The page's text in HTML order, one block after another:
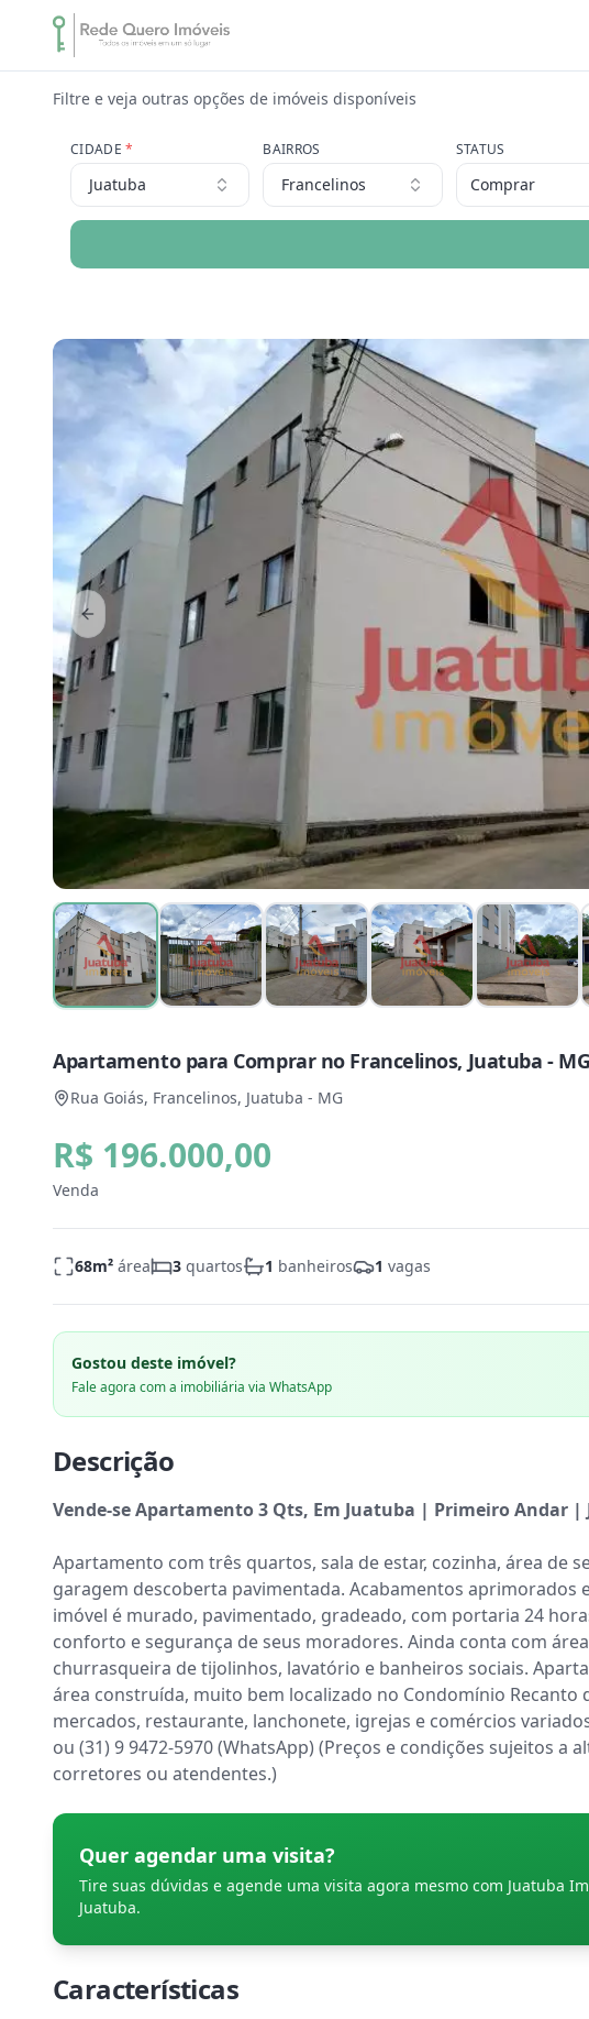
Filtre e veja outras opções de imóveis disponíveis
CIDADE*
Juatuba
BAIRROS
Francelinos
STATUS
Comprar
Previous slide
Apartamento para Comprar no Francelinos, Juatuba -
Rua Goiás, Francelinos, Juatuba - MG
R$ 196.000,00
Venda
68m² área 3 quartos 1 banheiros 1 vagas
Gostou deste imóvel?
Fale agora com a imobiliária via WhatsApp
Descrição
Vende-se Apartamento 3 Qts, Em Juatuba | Primeiro Andar
Apartamento com três quartos, sala de estar, cozinha, área de
garagem descoberta pavimentada. Acabamentos aprimorados
imóvel é murado, pavimentado, gradeado, com portaria 24
conforto e segurança de seus moradores. Ainda conta com
churrasqueira de tijolinhos, lavatório e banheiros sociais.
área construída, muito bem localizado no Condomínio Recanto
mercados, restaurante, lanchonete, igrejas e comércios variados.
ou (31) 9 9472-5970 (WhatsApp) (Preços e condições sujeitos a
corretores ou atendentes.)
Quer agendar uma visita?
Tire suas dúvidas e agende uma visita agora mesmo com Juatuba
Juatuba.
Características